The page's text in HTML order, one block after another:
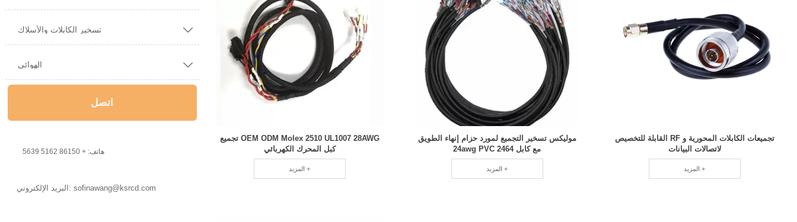
تسخير الكابلات والأسلاك 
الهوائي 
اتصل
هاتف: + 86150 5162 5639
البريد الإلكتروني: sofinawang@ksrcd.com
OEM ODM Molex 2510 UL1007 28AWG تجميع
كبل المحرك الكهربائي
المزيد +
موليكس تسخير التجميع لمورد حزام إنهاء الطويق
مع كابل 2464 24awg PVC
المزيد +
تجميعات الكابلات المحورية و RF القابلة للتخصيص
لاتصالات البيانات
المزيد +